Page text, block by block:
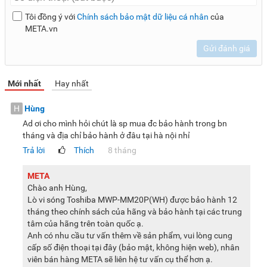
Tính năng kháng khuẩn bên trong lò
Lò vi sóng Toshiba MWP-MM20P(WH) có 3 lớp chống thấm
làm từ chất liệu đặc biệt. Khoang lò được tráng men cao cấp
giúp bề mặt khoang lò luôn sáng bóng, sạch sẽ.
Phụ kiện đi kèm
được trang bị vòng xoay và đĩa thủy tinh. Với thiết kế xoay
cơ học, 2 phụ kiện này sẽ hỗ trợ thức ăn xoay đều 360 độ
quanh lò để tiếp xúc với nguồn nhiệt tốt, từ đó giúp rã đông,
hâm nóng hoặc nấu hiệu quả hơn.
Toshiba MWP MM20P là sản phẩm có thiết kế hiện đại, tinh
tế, được trang bị nhiều tiện ích, chức năng hiện đại giúp
Tôi đồng ý vớiChính sách bảo mật dữ liệu cá nhân của
META.vn
Gửi đánh giá
Mới nhất Hay nhất
H Hùng
Ad ơi cho mình hỏi chút là sp mua đc bảo hành trong bn
tháng và địa chỉ bảo hành ở đâu tại hà nội nhỉ
Trả lời
Thích 8 tháng
META
Chào anh Hùng,
Lò vi sóng Toshiba MWP-MM20P(WH) được bảo hành 12
tháng theo chính sách của hãng và bảo hành tại các trung
tâm của hãng trên toàn quốc ạ.
Anh có nhu cầu tư vấn thêm về sản phẩm, vui lòng cung
cấp số điện thoại tại đây (bảo mật, không hiện web), nhân
viên bán hàng META sẽ liên hệ tư vấn cụ thể hơn ạ.